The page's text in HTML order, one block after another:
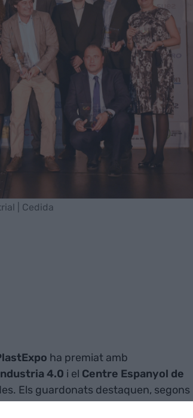
| Cedida
ha premiat amb
4.0 i el Centre Espanyol de
Els guardonats destaquen, segons